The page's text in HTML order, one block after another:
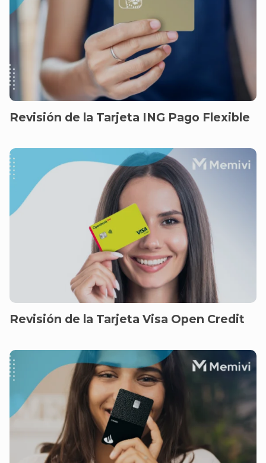
Revisión de la Tarjeta ING Pago Flexible
Revisión de la Tarjeta Visa Open Credit